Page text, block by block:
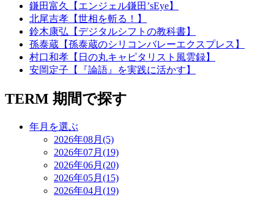
鎌田富久【エンジェル鎌田’sEye】
北尾吉孝【世相を斬る！】
鈴木康弘【デジタルシフトの教科書】
孫泰蔵【孫泰蔵のシリコンバレーエクスプレス】
村口和孝【日の丸キャピタリスト風雲録】
安岡定子【『論語』を実践に活かす】
TERM 期間で探す
年月を選ぶ
2026年08月(5)
2026年07月(19)
2026年06月(20)
2026年05月(15)
2026年04月(19)